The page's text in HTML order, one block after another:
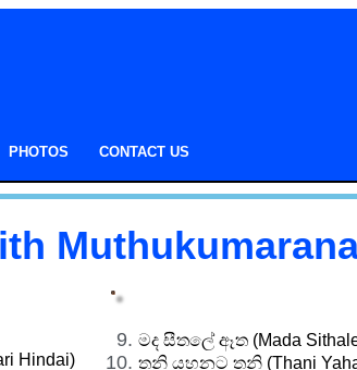
PHOTOS CONTACT US
Hindai)
මද සීතලේ ඈත (Mada
තනි යහනට තනි (Thani